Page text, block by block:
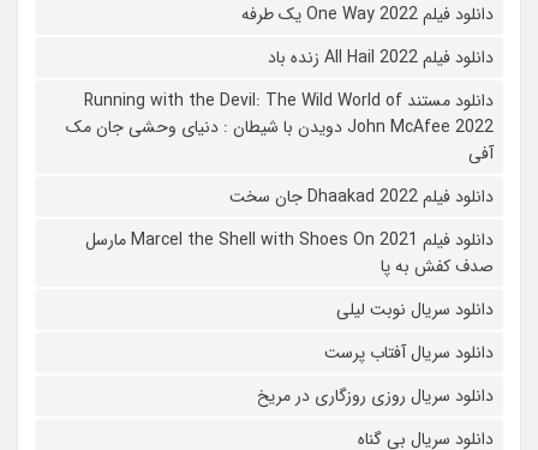
دانلود فیلم One Way 2022 یک طرفه
دانلود فیلم All Hail 2022 زنده باد
دانلود مستند Running with the Devil: The Wild World of
John McAfee 2022 دویدن با شیطان : دنیای وحشی جان مک
آفی
دانلود فیلم Dhaakad 2022 جان سخت
دانلود فیلم Marcel the Shell with Shoes On 2021 مارسل
صدف کفش به پا
دانلود سریال نوبت لیلی
دانلود سریال آفتاب پرست
دانلود سریال روزی روزگاری در مریخ
دانلود سریال بی گناه